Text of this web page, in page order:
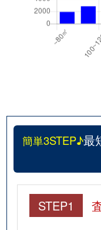
簡単3STEP♪最
STEP1